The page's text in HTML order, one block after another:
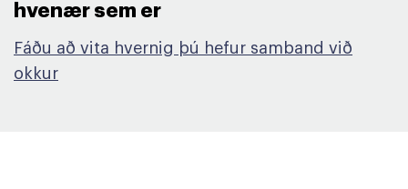
hvenær sem er​
Fáðu að vita hvernig þú hefur samband við
okkur